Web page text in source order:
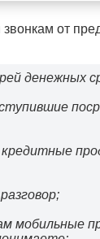
от
денежных
мобильные